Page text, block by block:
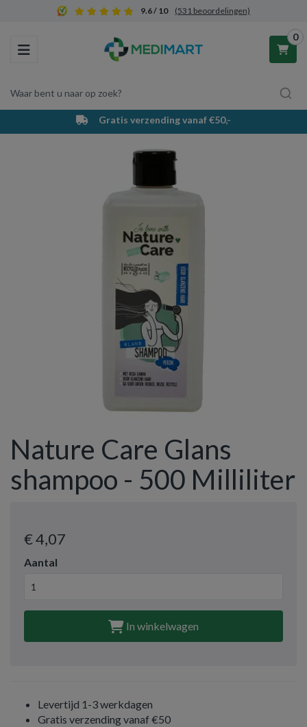
9.6 / 10 (531 beoordelingen)
Toggle navigation
Waar bent u naar op zoek?
0
Winkelwagen
Uw winkelwagen is leeg.
Vul hem met producten.
Gratis verzending vanaf €50,-
Nature Care Glans
shampoo - 500 Milliliter
€ 4,07
Aantal
In winkelwagen
Levertijd 1-3 werkdagen
Gratis verzending vanaf €50